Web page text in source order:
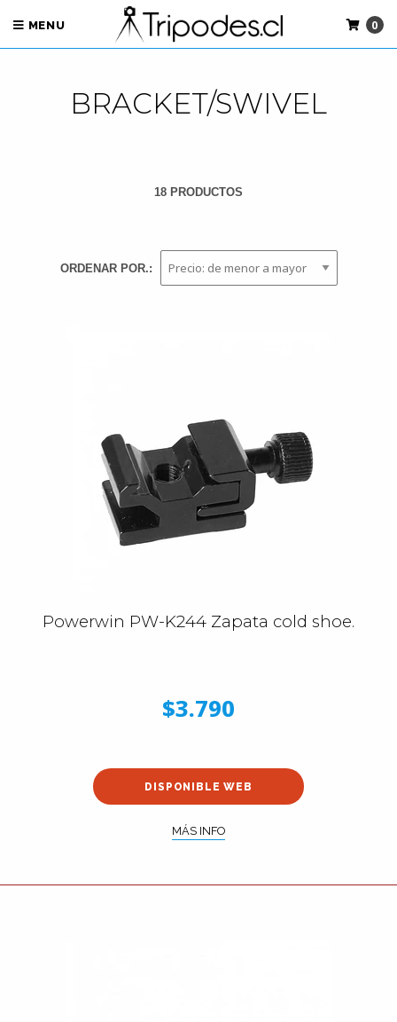
MENU 0
BRACKET/SWIVEL
18 PRODUCTOS
ORDENAR POR.:
Powerwin PW-K244 Zapata cold shoe.
$3.790
DISPONIBLE WEB
MÁS INFO